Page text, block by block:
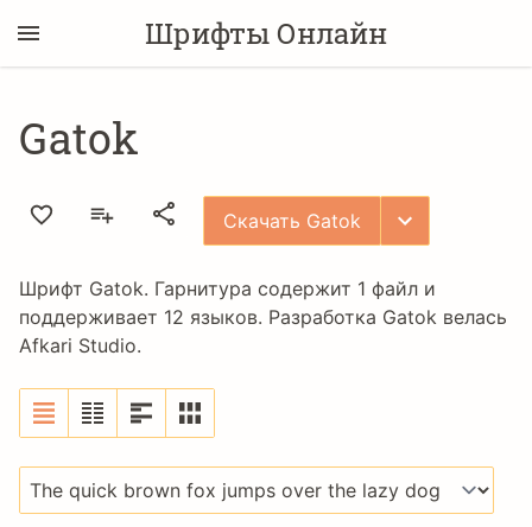
Шрифты Онлайн
Gatok
Скачать Gatok
Шрифт Gatok. Гарнитура содержит 1 файл и
поддерживает 12 языков. Разработка Gatok велась
Afkari Studio.